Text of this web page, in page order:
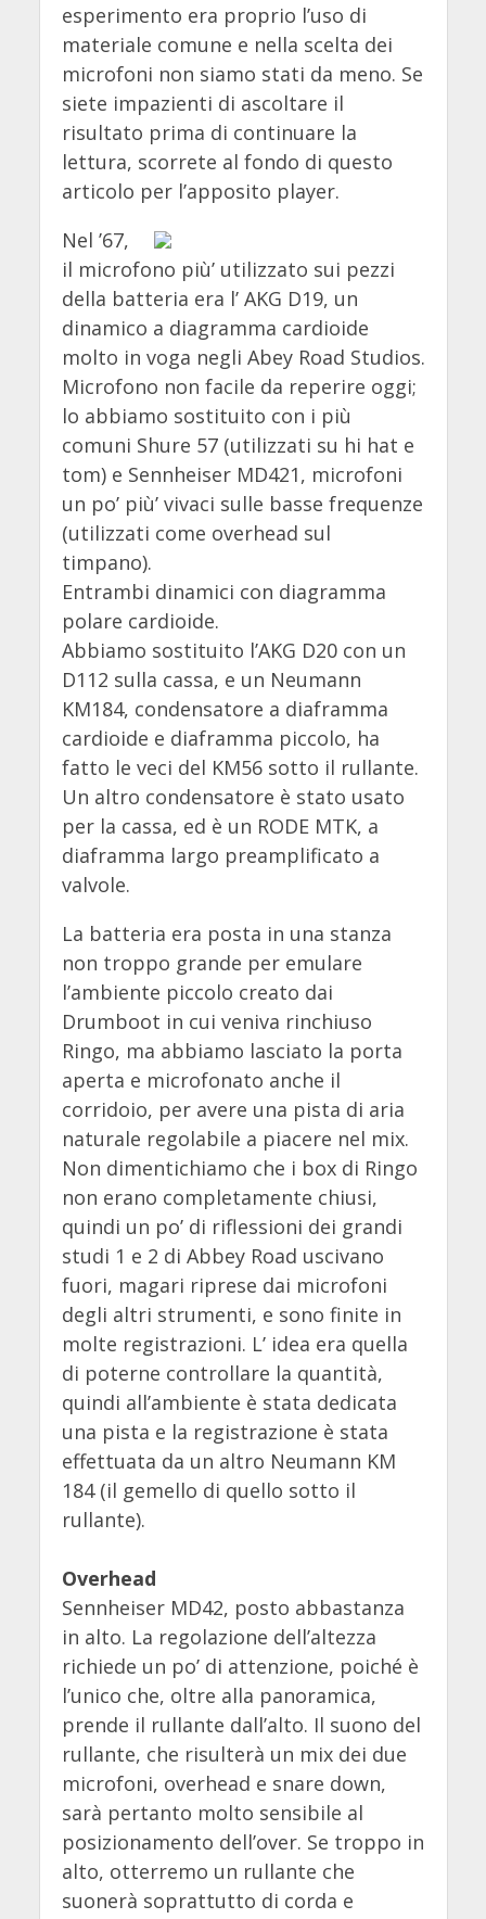
esperimento era proprio l’uso di
materiale comune e nella scelta dei
microfoni non siamo stati da meno. Se
siete impazienti di ascoltare il
risultato prima di continuare la
lettura, scorrete al fondo di questo
articolo per l’apposito player.
Nel ’67,
il microfono più’ utilizzato sui pezzi
della batteria era l’ AKG D19, un
dinamico a diagramma cardioide
molto in voga negli Abey Road Studios.
Microfono non facile da reperire oggi;
lo abbiamo sostituito con i più
comuni Shure 57 (utilizzati su hi hat e
tom) e Sennheiser MD421, microfoni
un po’ più’ vivaci sulle basse frequenze
(utilizzati come overhead sul
timpano).
Entrambi dinamici con diagramma
polare cardioide.
Abbiamo sostituito l’AKG D20 con un
D112 sulla cassa, e un Neumann
KM184, condensatore a diaframma
cardioide e diaframma piccolo, ha
fatto le veci del KM56 sotto il rullante.
Un altro condensatore è stato usato
per la cassa, ed è un RODE MTK, a
diaframma largo preamplificato a
valvole.
La batteria era posta in una stanza
non troppo grande per emulare
l’ambiente piccolo creato dai
Drumboot in cui veniva rinchiuso
Ringo, ma abbiamo lasciato la porta
aperta e microfonato anche il
corridoio, per avere una pista di aria
naturale regolabile a piacere nel mix.
Non dimentichiamo che i box di Ringo
non erano completamente chiusi,
quindi un po’ di riflessioni dei grandi
studi 1 e 2 di Abbey Road uscivano
fuori, magari riprese dai microfoni
degli altri strumenti, e sono finite in
molte registrazioni. L’ idea era quella
di poterne controllare la quantità,
quindi all’ambiente è stata dedicata
una pista e la registrazione è stata
effettuata da un altro Neumann KM
184 (il gemello di quello sotto il
rullante).
Overhead
Sennheiser MD42, posto abbastanza
in alto. La regolazione dell’altezza
richiede un po’ di attenzione, poiché è
l’unico che, oltre alla panoramica,
prende il rullante dall’alto. Il suono del
rullante, che risulterà un mix dei due
microfoni, overhead e snare down,
sarà pertanto molto sensibile al
posizionamento dell’over. Se troppo in
alto, otterremo un rullante che
suonerà soprattutto di corda e